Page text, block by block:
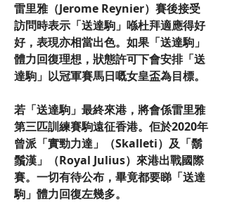
雷里雅（Jerome Reynier）賽後接受
訪問時表示「送達駒」喺杜拜適應得好
好，表現亦相當出色。如果「送達駒」
體力回復理想，狀態許可下會安排「送
達駒」以冠軍賽馬日嘅女皇盃為目標。
若「送達駒」最終來港，將會係雷里雅
第三匹訓練賽駒遠征香港。佢於2020年
曾派「實勁力達」（Skalleti）及「鬍
鬚漢」（Royal Julius）來港出戰國際
賽。一切有待公布，畢竟都要睇「送達
駒」體力回復左幾多。